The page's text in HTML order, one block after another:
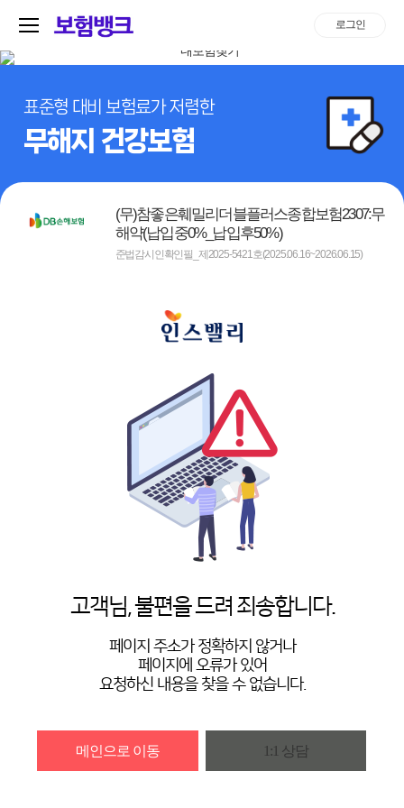
로그인
표준형 대비 보험료가 저렴한
무해지 건강보험
(무)참좋은훼밀리더블플러스종합보험2307:무
해약(납입중0%_납입후50%)
준법감시인확인필_제2025-5421호(2025.06.16~2026.06.15)
고객님, 불편을 드려 죄송합니다.
페이지 주소가 정확하지 않거나
페이지에 오류가 있어
요청하신 내용을 찾을 수 없습니다.
메인으로 이동 1:1 상담